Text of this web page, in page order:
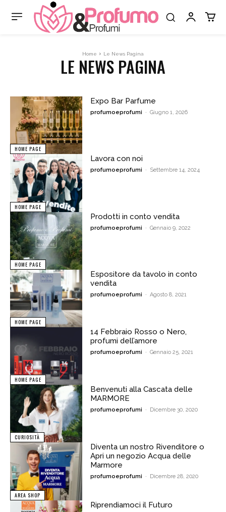
Home Le News Pagina
LE NEWS PAGINA
HOME PAGE
Expo Bar Parfume
profumoeprofumi - Giugno 1, 2026
HOME PAGE
Lavora con noi
profumoeprofumi - Settembre 14, 2024
HOME PAGE
Prodotti in conto vendita
profumoeprofumi - Gennaio 9, 2022
HOME PAGE
Espositore da tavolo in conto
vendita
profumoeprofumi - Agosto 8, 2021
HOME PAGE
14 Febbraio Rosso o Nero,
profumi dell’amore
profumoeprofumi - Gennaio 25, 2021
CURIOSITÀ
Benvenuti alla Cascata delle
MARMORE
profumoeprofumi - Dicembre 30, 2020
AREA SHOP
Diventa un nostro Rivenditore o
Apri un negozio Acqua delle
Marmore
profumoeprofumi - Dicembre 28, 2020
Riprendiamoci il Futuro